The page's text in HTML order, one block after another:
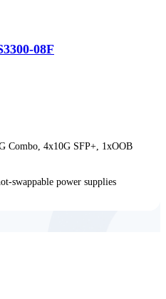
08F
Combo, 4x10G SFP+, 1xOOB
swappable power supplies